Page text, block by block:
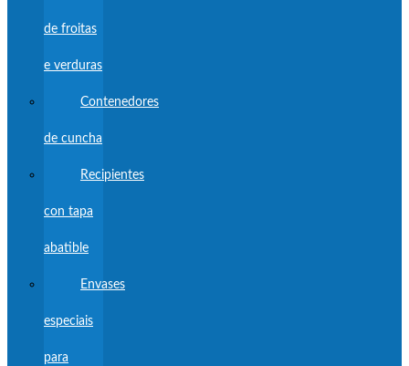
de froitas
e verduras
Contenedores
de cuncha
Recipientes
con tapa
abatible
Envases
especiais
para